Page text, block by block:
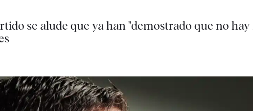
se alude que ya han "demostrado que no